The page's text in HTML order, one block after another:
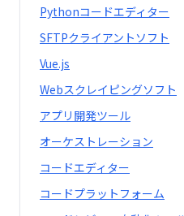
Pythonコードエディター
SFTPクライアントソフト
Vue.js
Webスクレイピングソフト
アプリ開発ツール
オーケストレーション
コードエディター
コードプラットフォーム